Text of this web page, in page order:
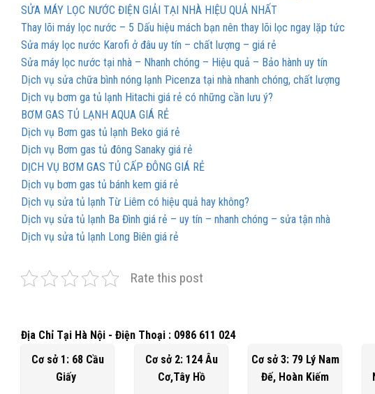
SỬA MÁY LỌC NƯỚC ĐIỆN GIẢI TẠI NHÀ HIỆU QUẢ NHẤT
Thay lõi máy lọc nước – 5 Dấu hiệu mách bạn nên thay lõi lọc ngay lặp tức
Sửa máy lọc nước Karofi ở đâu uy tín – chất lượng – giá rẻ
Sửa máy lọc nước tại nhà – Nhanh chóng – Hiệu quả – Bảo hành uy tín
Dịch vụ sửa chữa bình nóng lạnh Picenza tại nhà nhanh chóng, chất lượng
Dịch vụ bơm ga tủ lạnh Hitachi giá rẻ có những cần lưu ý?
BƠM GAS TỦ LẠNH AQUA GIÁ RẺ
Dịch vụ Bơm gas tủ lạnh Beko giá rẻ
Dịch vụ Bơm gas tủ đông Sanaky giá rẻ
DỊCH VỤ BƠM GAS TỦ CẤP ĐÔNG GIÁ RẺ
Dịch vụ bơm gas tủ bánh kem giá rẻ
Dịch vụ sửa tủ lạnh Từ Liêm có hiệu quả hay không?
Dịch vụ sửa tủ lạnh Ba Đình giá rẻ – uy tín – nhanh chóng – sửa tận nhà
Dịch vụ sửa tủ lạnh Long Biên giá rẻ
Rate this post
Địa Chỉ Tại Hà Nội - Điện Thoại : 0986 611 024
Cơ sở 1: 68 Cầu
Giấy
Cơ sở 2: 124 Âu
Cơ,Tây Hồ
Cơ sở 3: 79 Lý Nam
Đế, Hoàn Kiếm